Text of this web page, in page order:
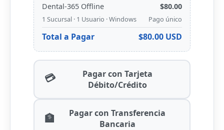
Dental-365 Offline $80.00
1 Sucursal · 1 Usuario · Windows Pago único
Total a Pagar $80.00 USD
💳
Pagar con Tarjeta
Débito/Crédito
🏦
Pagar con Transferencia
Bancaria